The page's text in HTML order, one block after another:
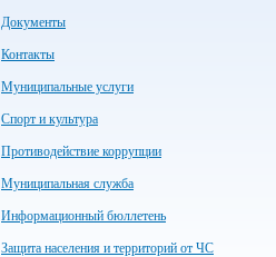
Документы
Контакты
Муниципальные услуги
Спорт и культура
Противодействие коррупции
Муниципальная служба
Информационный бюллетень
Защита населения и территорий от ЧС